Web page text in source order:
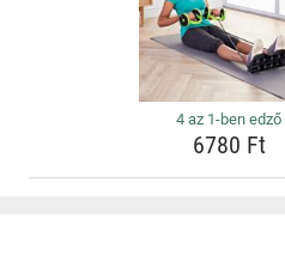
4 az 1-ben edző
6780 Ft